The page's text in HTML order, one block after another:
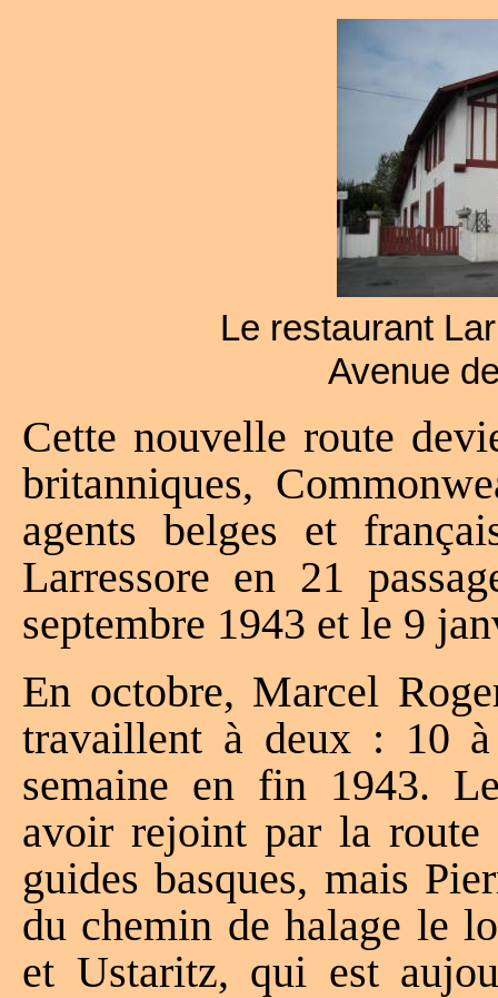
Le restaurant
Avenue
Cette nouvelle route
britanniques,
agents belges et
Larressore en 21
septembre 1943 et le 9
En octobre, Marcel
travaillent à deux : 10 à
semaine en fin 1943.
avoir rejoint par la route
guides basques, mais
du chemin de halage le
et Ustaritz, qui est